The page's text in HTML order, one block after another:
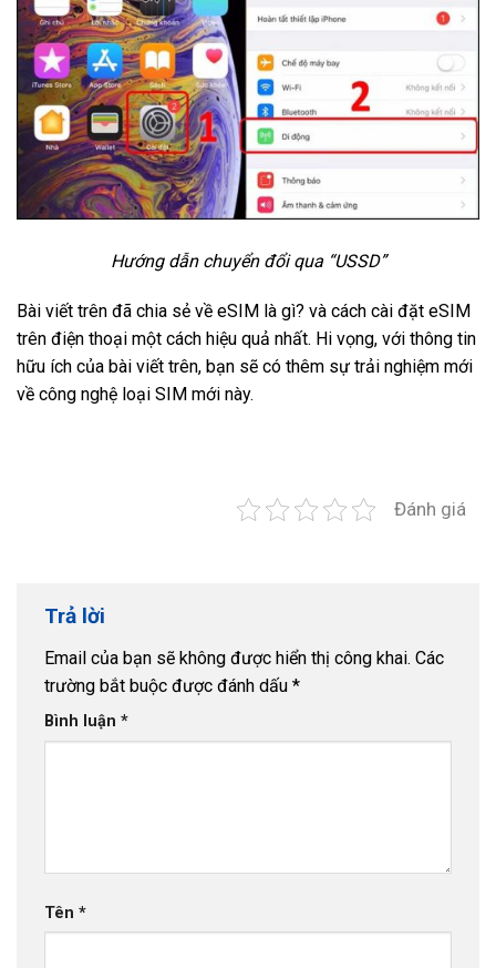
Hướng dẫn chuyển đổi qua “USSD”
Bài viết trên đã chia sẻ về eSIM là gì? và cách cài đặt eSIM
trên điện thoại một cách hiệu quả nhất. Hi vọng, với thông tin
hữu ích của bài viết trên, bạn sẽ có thêm sự trải nghiệm mới
về công nghệ loại SIM mới này.
Đánh giá
Trả lời
Email của bạn sẽ không được hiển thị công khai. Các
trường bắt buộc được đánh dấu *
Bình luận *
Tên *